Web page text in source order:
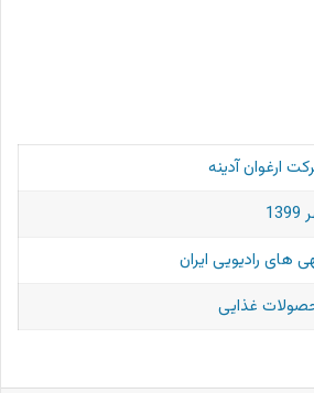
ارغوان آدینه
های رادیویی ایران
غذایی